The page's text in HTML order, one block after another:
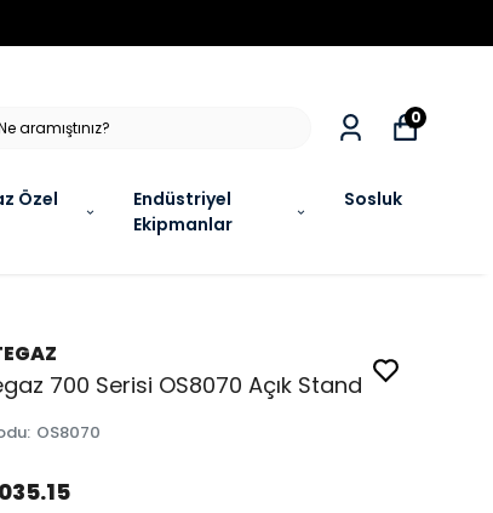
Özel
Endüstriyel
Ekipmanlar
Sosluk
0
700 Serisi OS8070 Açık Stand
: OS8070